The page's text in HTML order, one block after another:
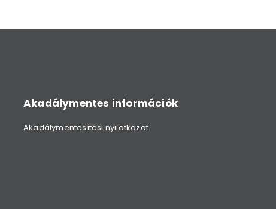
Akadálymentes információk
Akadálymentesítési nyilatkozat